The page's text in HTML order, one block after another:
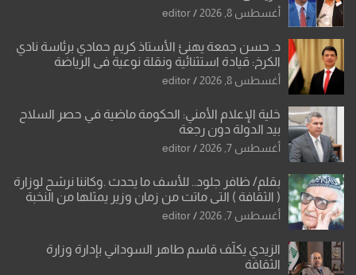
أغسطس 8, 2026 editor
د. حسن جمعة يهنئ الأستاذ كريم حمادي برئاسة نادي
الكرخ: قيادة استثنائية ونقلة نوعية في الرياضة
العراقية
أغسطس 8, 2026 editor
خلية الإعلام الأمني: الحكومة ماضية في حصر السلاح
بيد الدولة دون رجعة
أغسطس 7, 2026 editor
بقلم/ ظافر جلود.. للأسف ما يحدث .وكاننا نرشح لوزارة
( الثقافة ) التي ماتت من زمان وزير يمثلها من النخبة
والإرث العظيم للثقافة العراقية..
أغسطس 7, 2026 editor
الزيدي يكلّف قاسم طاهر السوداني بإدارة وزارة
الثقافة